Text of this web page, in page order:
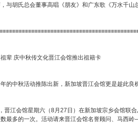
与胡氏总会董事高唱《朋友》和广东歌《万水千山
辈 庆中秋传文化晋江会馆推出祖籍卡
的中秋活动推陈出新，新加坡晋江会馆更是趁此良
晋江会馆星期六（8月27日）在新加坡宗乡会馆联
最多的一次。活动请来晋江会馆名誉顾问、马西